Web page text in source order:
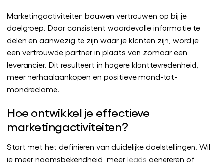
Marketingactiviteiten bouwen vertrouwen op bij je
doelgroep. Door consistent waardevolle informatie te
delen en aanwezig te zijn waar je klanten zijn, word je
een vertrouwde partner in plaats van zomaar een
leverancier. Dit resulteert in hogere klanttevredenheid,
meer herhaalaankopen en positieve mond-tot-
mondreclame.
Hoe ontwikkel je effectieve
marketingactiviteiten?
Start met het definiëren van duidelijke doelstellingen. Wil
je meer naamsbekendheid, meer leads genereren of